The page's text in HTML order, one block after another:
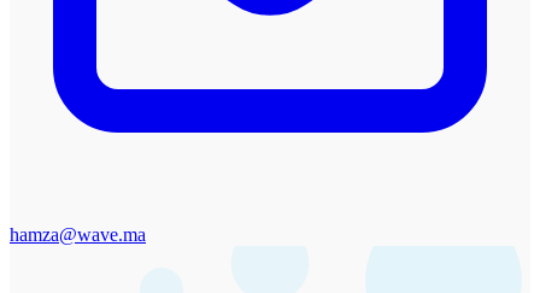
hamza@wave.ma